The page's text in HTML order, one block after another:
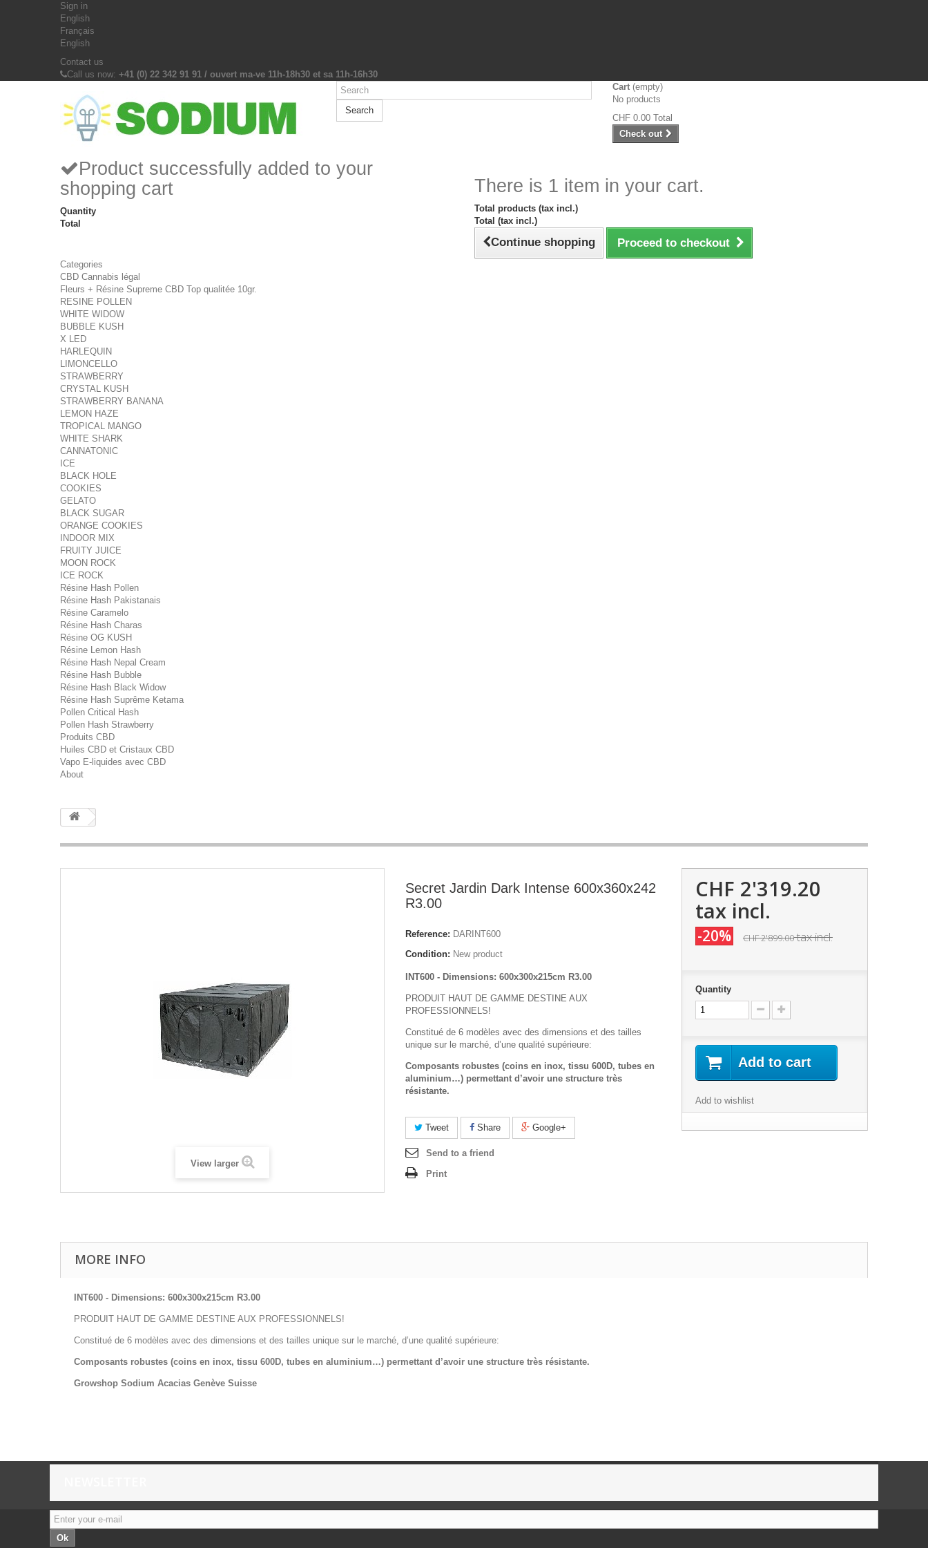
Sign in
English
Français
English
Contact us
Call us now: +41 (0) 22 342 91 91 / ouvert ma-ve 11h-18h30 et sa 11h-16h30
Search
Cart (empty)
No products
CHF 0.00 Total
Check out
Product successfully added to your
shopping cart
Quantity
Total
There is 1 item in your cart.
Total products (tax incl.)
Total (tax incl.)
Continue shopping Proceed to checkout
Categories
CBD Cannabis légal
Fleurs + Résine Supreme CBD Top qualitée 10gr.
RESINE POLLEN
WHITE WIDOW
BUBBLE KUSH
X LED
HARLEQUIN
LIMONCELLO
STRAWBERRY
CRYSTAL KUSH
STRAWBERRY BANANA
LEMON HAZE
TROPICAL MANGO
WHITE SHARK
CANNATONIC
ICE
BLACK HOLE
COOKIES
GELATO
BLACK SUGAR
ORANGE COOKIES
INDOOR MIX
FRUITY JUICE
MOON ROCK
ICE ROCK
Résine Hash Pollen
Résine Hash Pakistanais
Résine Caramelo
Résine Hash Charas
Résine OG KUSH
Résine Lemon Hash
Résine Hash Nepal Cream
Résine Hash Bubble
Résine Hash Black Widow
Résine Hash Suprême Ketama
Pollen Critical Hash
Pollen Hash Strawberry
Produits CBD
Huiles CBD et Cristaux CBD
Vapo E-liquides avec CBD
About
View larger
Secret Jardin Dark Intense 600x360x242
R3.00
Reference: DARINT600
Condition: New product
INT600 - Dimensions: 600x300x215cm R3.00
PRODUIT HAUT DE GAMME DESTINE AUX
PROFESSIONNELS!
Constitué de 6 modèles avec des dimensions et des tailles
unique sur le marché, d’une qualité supérieure:
Composants robustes (coins en inox, tissu 600D, tubes en
aluminium…) permettant d’avoir une structure très
résistante.
Tweet Share Google+
Send to a friend
Print
CHF 2'319.20
tax incl.
-20% CHF 2'899.00tax incl.
Quantity
Add to cart
Add to wishlist
MORE INFO
INT600 - Dimensions: 600x300x215cm R3.00
PRODUIT HAUT DE GAMME DESTINE AUX PROFESSIONNELS!
Constitué de 6 modèles avec des dimensions et des tailles unique sur le marché, d’une qualité supérieure:
Composants robustes (coins en inox, tissu 600D, tubes en aluminium…) permettant d’avoir une structure très résistante.
Growshop Sodium Acacias Genève Suisse
Ok